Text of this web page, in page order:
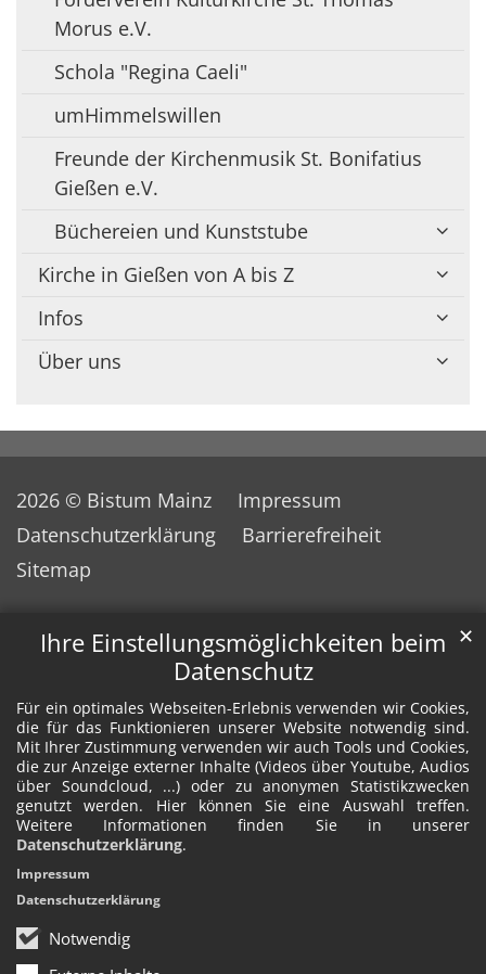
Ihre Einstellungsmöglichkeiten beim
Datenschutz
Für ein optimales Webseiten-Erlebnis verwenden wir Cookies,
die für das Funktionieren unserer Website notwendig sind.
Mit Ihrer Zustimmung verwenden wir auch Tools und Cookies,
die zur Anzeige externer Inhalte (Videos über Youtube, Audios
über Soundcloud, ...) oder zu anonymen Statistikzwecken
genutzt werden. Hier können Sie eine Auswahl treffen.
Weitere Informationen finden Sie in unserer
Datenschutzerklärung.
Notwendig
✕
Impressum
Datenschutzerklärung
Morus e.V.
Schola "Regina Caeli"
umHimmelswillen
Freunde der Kirchenmusik St. Bonifatius
Gießen e.V.
Büchereien und Kunststube
Kirche in Gießen von A bis Z
Infos
Über uns
2026 © Bistum Mainz
Impressum
Datenschutzerklärung
Barrierefreiheit
Sitemap